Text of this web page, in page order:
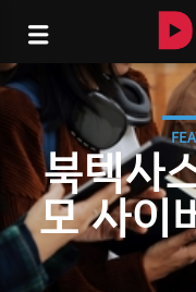
북텍사
모 사이